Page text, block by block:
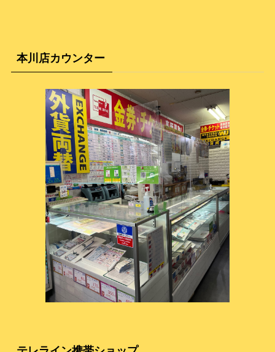
本川店カウンター